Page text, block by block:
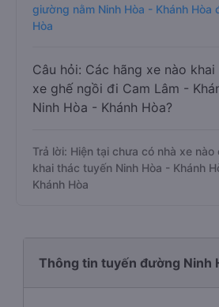
giường nằm Ninh Hòa - Khánh Hòa
Hòa
Câu hỏi: Các hãng xe nào
xe ghế ngồi đi Cam Lâm -
Ninh Hòa - Khánh Hòa?
Trả lời: Hiện tại chưa có nhà xe
khai thác tuyến Ninh Hòa - Khánh
Khánh Hòa
Thông tin tuyến đường Ninh